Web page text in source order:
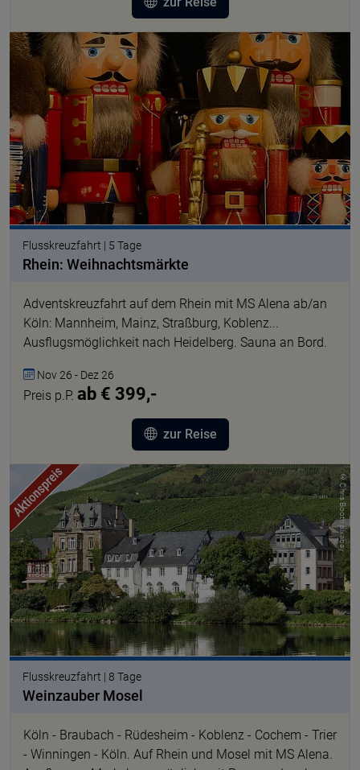
Flusskreuzfahrt | 5 Tage
Rhein: Weihnachtsmärkte
Adventskreuzfahrt auf dem Rhein mit MS Alena ab/an
Köln: Mannheim, Mainz, Straßburg, Koblenz...
Ausflugsmöglichkeit nach Heidelberg. Sauna an Bord.
Nov 26 - Dez 26
Preis p.P. ab € 399,-
zur Reise
© Chris Booth pixabay
Flusskreuzfahrt | 8 Tage
Weinzauber Mosel
Köln - Braubach - Rüdesheim - Koblenz - Cochem - Trier
- Winningen - Köln. Auf Rhein und Mosel mit MS Alena.